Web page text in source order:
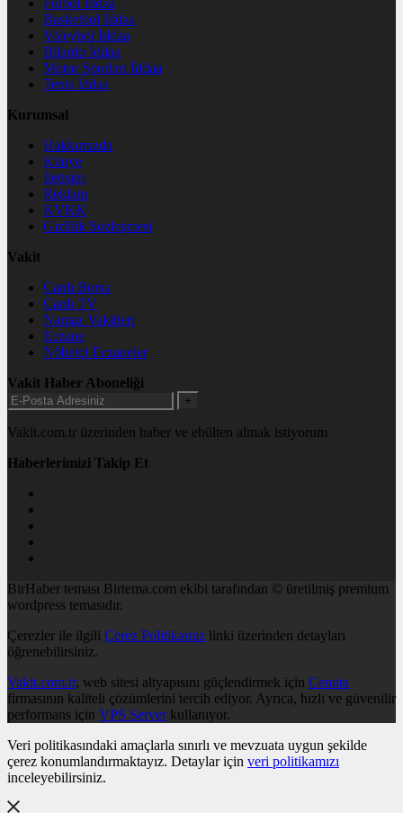
Basketbol İddaa
Voleybol İddaa
Bilardo İddaa
Motor Sporları İddaa
Tenis İddaa
Kurumsal
Hakkımızda
Künye
İletişim
Reklam
KVKK
Gizlilik Sözleşmesi
Vakit
Canlı Borsa
Canlı TV
Namaz Vakitleri
Eczane
Nöbetçi Eczaneler
Vakit Haber Aboneliği
+
Vakit.com.tr üzerinden haber ve ebülten almak istiyorum
Haberlerimizi Takip Et
BirHaber teması Birtema.com ekibi tarafından © üretilmiş premium
wordpress temasıdır.
Çerezler ile ilgili Çerez Politikamız linki üzerinden detayları
öğrenebilirsiniz.
Vakit.com.tr, web sitesi altyapısını güçlendirmek için Cenuta
firmasının kaliteli çözümlerini tercih ediyor. Ayrıca, hızlı ve güvenilir
performans için VPS Serverkullanıyor.
Veri politikasındaki amaçlarla sınırlı ve mevzuata uygun şekilde
çerez konumlandırmaktayız. Detaylar için veri politikamızı
inceleyebilirsiniz.